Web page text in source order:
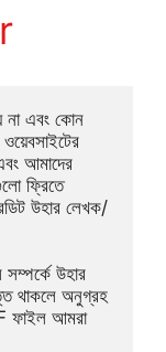
না এবং কোন
আমাদের
ফ্রিতে
উহার লেখক/
থাকলে অনুগ্রহ
ফাইল আমরা